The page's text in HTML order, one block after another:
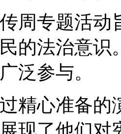
周专题活
的法治意识
泛参与。
精心准备的